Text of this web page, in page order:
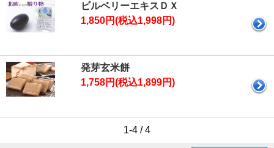
ビルベリーエキスＤＸ
1,850円(税込1,998円)
発芽玄米餅
1,758円(税込1,899円)
1-4 / 4